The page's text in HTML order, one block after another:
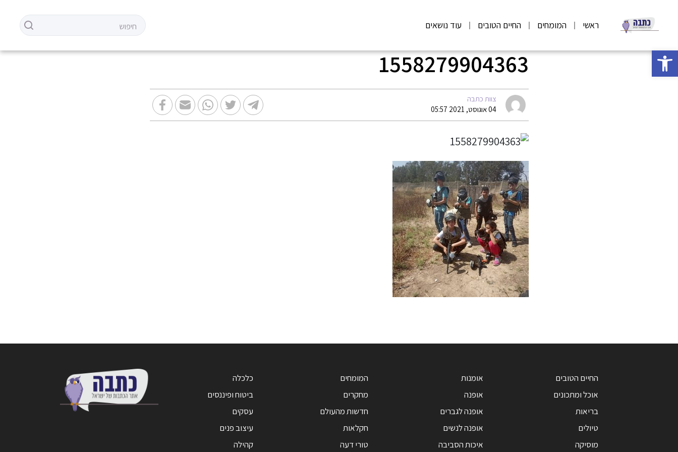
פתח סרגל נגישות
ראשי המומחים החיים הטובים עוד נושאים
1558279904363
צוות כתבה
04 אוגוסט, 2021 05:57
החיים הטובים
אוכל ומתכונים
בריאות
טיולים
מוסיקה
אומנות
אופנה
אופנה לגברים
אופנה לנשים
איכות הסביבה
המומחים
מחקרים
חדשות מהעולם
חקלאות
טורי דעה
כלכלה
ביטוח ופיננסים
עסקים
עיצוב פנים
קהילה